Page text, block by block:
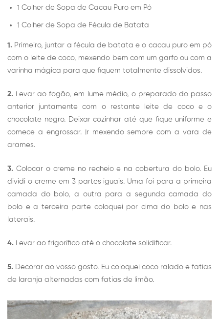
1 Colher de Sopa de Cacau Puro em Pó
1 Colher de Sopa de Fécula de Batata
1. Primeiro, juntar a fécula de batata e o cacau puro em pó
com o leite de coco, mexendo bem com um garfo ou com a
varinha mágica para que fiquem totalmente dissolvidos.
2. Levar ao fogão, em lume médio, o preparado do passo
anterior juntamente com o restante leite de coco e o
chocolate negro. Deixar cozinhar até que fique uniforme e
comece a engrossar. Ir mexendo sempre com a vara de
arames.
3. Colocar o creme no recheio e na cobertura do bolo. Eu
dividi o creme em 3 partes iguais. Uma foi para a primeira
camada do bolo, a outra para a segunda camada do
bolo e a terceira parte coloquei por cima do bolo e nas
laterais.
4. Levar ao frigorífico até o chocolate solidificar.
5. Decorar ao vosso gosto. Eu coloquei coco ralado e fatias
de laranja alternadas com fatias de limão.